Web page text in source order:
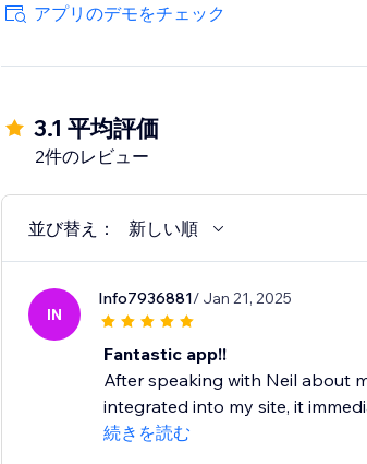
Clean, responsive layout that inherits your
Reusable across landing pages, collections,
Privacy-friendly: no customer data
Give shoppers a smoother path to the
Start your 14-day free trial today.
アプリのデモをチェック
3.1 平均評価
2件のレビュー
並び替え： 新しい順
IN
Info7936881/ Jan 21, 2025
Fantastic app!!
After speaking with Neil about
integrated into my site, it
続きを読む